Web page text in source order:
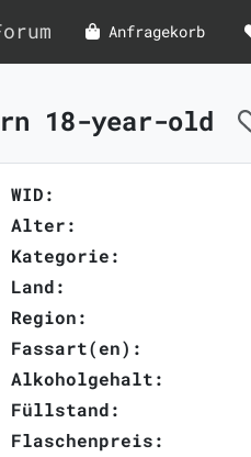
Anfragekorb
18-year-old
WID:
Alter:
Kategorie:
Land:
Region:
Fassart(en):
Alkoholgehalt:
Füllstand:
Flaschenpreis: